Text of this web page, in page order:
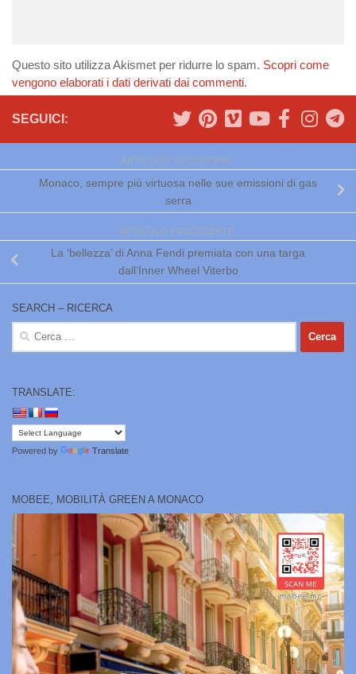
Questo sito utilizza Akismet per ridurre lo spam. Scopri come
vengono elaborati i dati derivati dai commenti.
SEGUICI:
ARTICOLO SUCCESSIVO
Monaco, sempre più virtuosa nelle sue emissioni di gas
serra
ARTICOLO PRECEDENTE
La ‘bellezza’ di Anna Fendi premiata con una targa
dall’Inner Wheel Viterbo
SEARCH – RICERCA
Ricerca
TRANSLATE:
Powered by Translate
MOBEE, MOBILITÀ GREEN A MONACO